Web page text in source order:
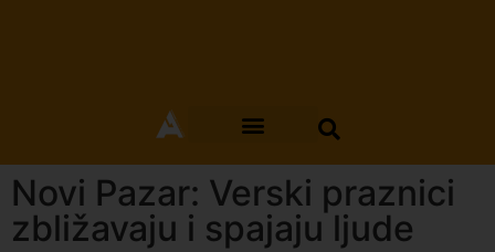
Novi Pazar: Verski praznici
zbližavaju i spajaju ljude